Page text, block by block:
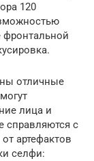
120
фронтальной
отличные
лица и
справляются с
артефактов
селфи: